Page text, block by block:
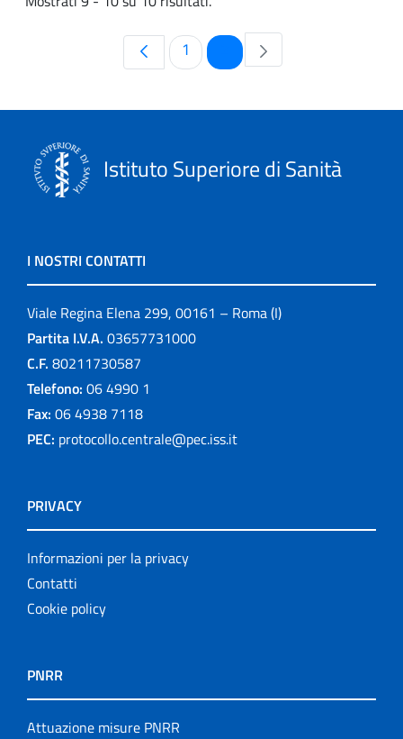
Pagina
1 Pagina
Istituto Superiore di Sanità
I NOSTRI CONTATTI
Viale Regina Elena 299, 00161 – Roma (I)
Partita I.V.A. 03657731000
C.F. 80211730587
Telefono: 06 4990 1
Fax: 06 4938 7118
PEC: protocollo.centrale@pec.iss.it
PRIVACY
Informazioni per la privacy
Contatti
Cookie policy
PNRR
Attuazione misure PNRR